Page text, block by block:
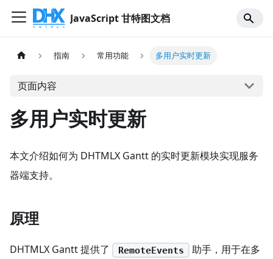
JavaScript 甘特图文档
指南 常用功能 多用户实时更新
页面内容
多用户实时更新
本文介绍如何为 DHTMLX Gantt 的实时更新模块实现服务
器端支持。
原理
DHTMLX Gantt 提供了 RemoteEvents
助手，用于在多